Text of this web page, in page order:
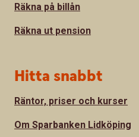
Räkna på billån
Räkna ut pension
Hitta snabbt
Räntor, priser och kurser
Om Sparbanken Lidköping